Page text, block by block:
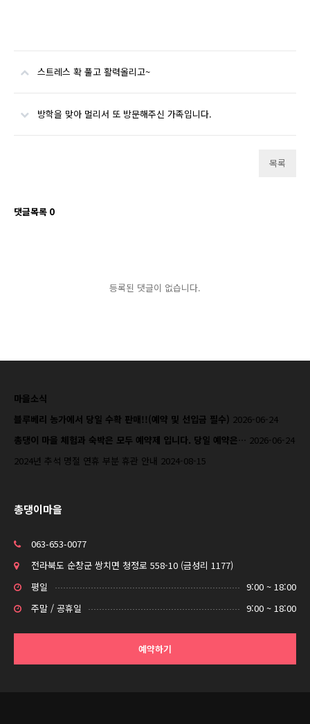
스트레스 확 풀고 활력올리고~
방학을 맞아 멀리서 또 방문해주신 가족입니다.
목록
댓글목록 0
등록된 댓글이 없습니다.
마을소식
블루베리 농가에서 당일 수확 판매!!(예약 및 선입금 필수) 2026-06-24
총댕이 마을 체험과 숙박은 모두 예약제 입니다. 당일 예약은… 2026-06-24
2024년 추석 명절 연휴 부분 휴관 안내 2024-08-15
총댕이마을
063-653-0077
전라북도 순창군 쌍치면 청정로 558-10 (금성리 1177)
평일
9:00 ~ 18:00
주말 / 공휴일
9:00 ~ 18:00
예약하기